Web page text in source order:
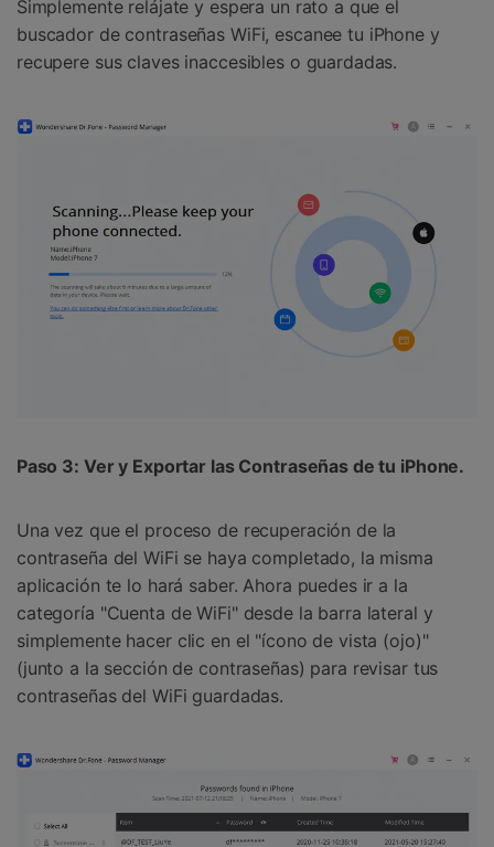
󠀰Simplemente relájate y espera un rato a que el
buscador de contraseñas WiFi, escanee tu iPhone y
recupere sus claves inaccesibles o guardadas.󠀲󠀩󠀥󠀦󠀨󠀣󠀣󠀣󠀳
󠀰Paso 3: Ver y Exportar las Contraseñas de tu iPhone󠀲󠀩󠀥󠀦󠀨󠀣󠀣󠀥󠀳.
Una vez que el proceso de recuperación de la
contraseña del WiFi se haya completado, la misma
aplicación te lo hará saber.󠀲󠀩󠀥󠀦󠀨󠀣󠀣󠀦󠀳󠀰 Ahora puedes ir a la
categoría "Cuenta de WiFi" desde la barra lateral y
simplemente hacer clic en el "ícono de vista (ojo)"
(junto a la sección de contraseñas) para revisar tus
contraseñas del WiFi guardadas.